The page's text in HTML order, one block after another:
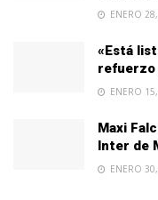
ENERO
«Está
refuerzo
ENERO
Maxi
Inter de
ENERO